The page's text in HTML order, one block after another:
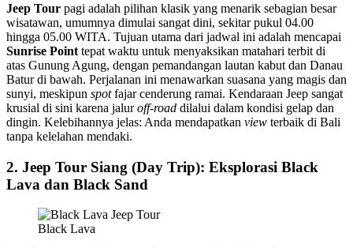
Jeep Tour pagi adalah pilihan klasik yang menarik sebagian besar
wisatawan, umumnya dimulai sangat dini, sekitar pukul 04.00
hingga 05.00 WITA. Tujuan utama dari jadwal ini adalah mencapai
Sunrise Point tepat waktu untuk menyaksikan matahari terbit di
atas Gunung Agung, dengan pemandangan lautan kabut dan Danau
Batur di bawah. Perjalanan ini menawarkan suasana yang magis dan
sunyi, meskipun spotfajar cenderung ramai. Kendaraan Jeep sangat
krusial di sini karena jaluroff-road dilalui dalam kondisi gelap dan
dingin. Kelebihannya jelas: Anda mendapatkan view terbaik di Bali
tanpa kelelahan mendaki.
2. Jeep Tour Siang (Day Trip): Eksplorasi Black
Lava dan Black Sand
Black Lava